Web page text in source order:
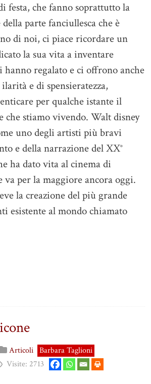
festa, che fanno soprattutto la
parte fanciullesca che è
di noi, ci piace ricordare un
la sua vita a inventare
hanno regalato e ci offrono anche
e di spensieratezza,
per qualche istante il
che stiamo vivendo. Walt disney
uno degli artisti più bravi
e della narrazione del XX°
ha dato vita al cinema di
va per la maggiore ancora oggi.
la creazione del più grande
esistente al mondo chiamato
Articoli Barbara Taglioni
Visite: 2713